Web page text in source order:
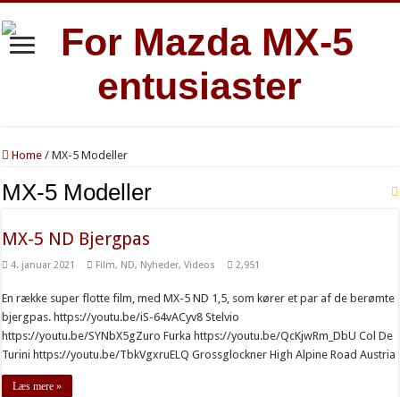
Home / MX-5 Modeller
MX-5 Modeller
MX-5 ND Bjergpas
4. januar 2021 Film, ND, Nyheder,Videos 2,951
En række super flotte film, med MX-5 ND 1,5, som kører et par af de berømte
bjergpas. https://youtu.be/iS-64vACyv8 Stelvio
https://youtu.be/SYNbX5gZuro Furka https://youtu.be/QcKjwRm_DbU Col De
Turini https://youtu.be/TbkVgxruELQ Grossglockner High Alpine Road Austria
Læs mere »